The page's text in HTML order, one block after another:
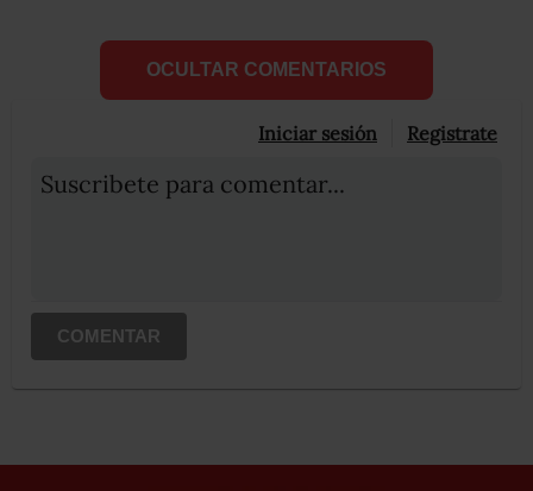
OCULTAR COMENTARIOS
Iniciar sesión Registrate
Suscribete para comentar...
COMENTAR